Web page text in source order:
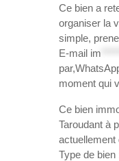
Ce bien a
organiser la
simple,
E-mail im
moment qui
Ce bien
Taroudant à
actuellement
Type de